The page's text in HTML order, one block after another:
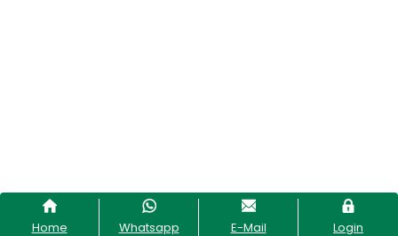
Home Whatsapp E-Mail Login